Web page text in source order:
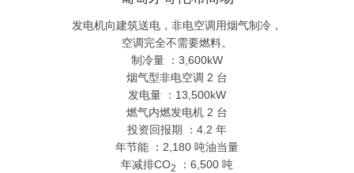
发电机向建筑送电，非电空调用烟气制冷，
空调完全不需要燃料。
制冷量 ：3,600kW
烟气型非电空调 2 台
发电量 ：13,500kW
燃气内燃发电机 2 台
投资回报期 ：4.2 年
年节能 ：2,180 吨油当量
年减排CO2
：6,500 吨